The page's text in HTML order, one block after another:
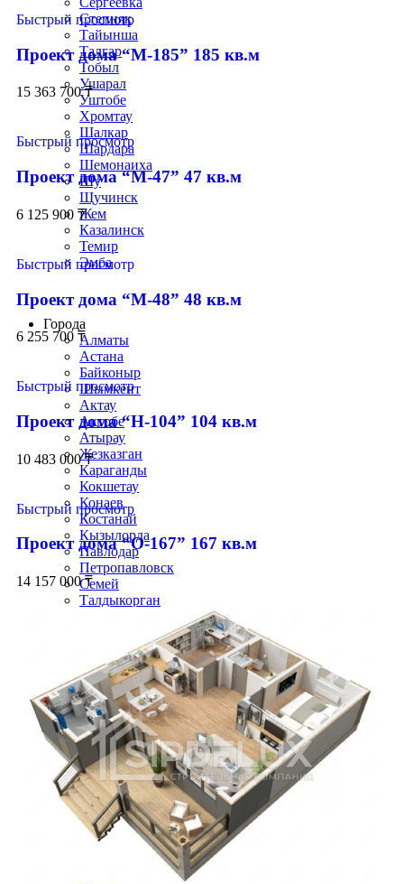
Степняк
Тайынша
Талгар
Тобыл
Ушарал
Уштобе
Хромтау
Шалкар
Шардара
Шемонаиха
Шу
Щучинск
Жем
Казалинск
Темир
Эмба
Строим по всему Казахстану
Города
Алматы
Астана
Байконыр
Шымкент
Актау
Актобе
Атырау
Жезказган
Караганды
Кокшетау
Конаев
Костанай
Кызылорда
Павлодар
Петропавловск
Семей
Талдыкорган
Уральск
Аксу
Алтай
Аркалык
Арыс
Балхаш
Жанаозен
Каражал
Косшы
Курчатов
Приозёрск
Риддер
Рудный
Быстрый просмотр
Проект дома “М-185” 185 кв.м
15 363 700₸
Быстрый просмотр
Проект дома “М-47” 47 кв.м
6 125 900 ₸
Быстрый просмотр
Проект дома “М-48” 48 кв.м
6 255 700 ₸
Быстрый просмотр
Проект дома “Н-104” 104 кв.м
10 483 000₸
Быстрый просмотр
Проект дома “О-167” 167 кв.м
14 157 000₸